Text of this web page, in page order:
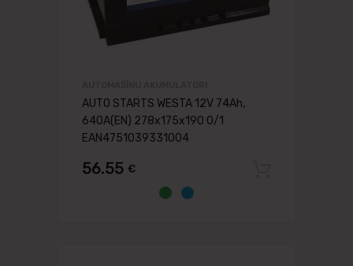
AUTO STARTS WESTA 12V 74Ah,
640A(EN) 278x175x190 0/1
EAN4751039331004
56.55 €